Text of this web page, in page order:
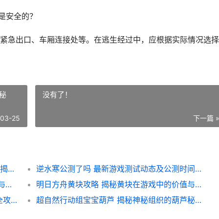
安全的？
急出口、车厢连接处等。在逃生经过中，应根据实际情况选
25
没有了！
下一篇 »
绝求生地铁逃生攻略 如何利用手机绝境求生 揭秘地铁逃生必备神器
逆水寒公测了吗 最新游戏测试动态及公测时间揭秘
超自然行动组墨染 揭秘神秘组织背后的故事与传说
明日方舟黄块攻略 揭秘黄块在游戏中的价值与获取技巧
王者荣耀实战中途退出原因解析及解决方案全攻略
超自然行动组宝宝葫芦 揭秘神秘组织的葫芦秘密与神秘力量